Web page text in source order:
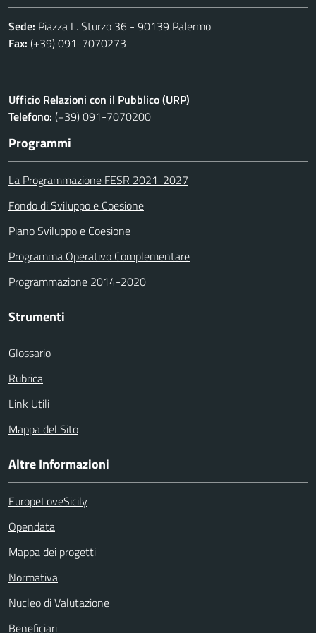
Sede: Piazza L. Sturzo 36 - 90139 Palermo
Fax: (+39) 091-7070273
Ufficio Relazioni con il Pubblico (URP)
Telefono: (+39) 091-7070200
Programmi
La Programmazione FESR 2021-2027
Fondo di Sviluppo e Coesione
Piano Sviluppo e Coesione
Programma Operativo Complementare
Programmazione 2014-2020
Strumenti
Glossario
Rubrica
Link Utili
Mappa del Sito
Altre Informazioni
EuropeLoveSicily
Opendata
Mappa dei progetti
Normativa
Nucleo di Valutazione
Beneficiari